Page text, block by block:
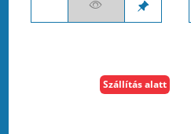
Szállítás alatt